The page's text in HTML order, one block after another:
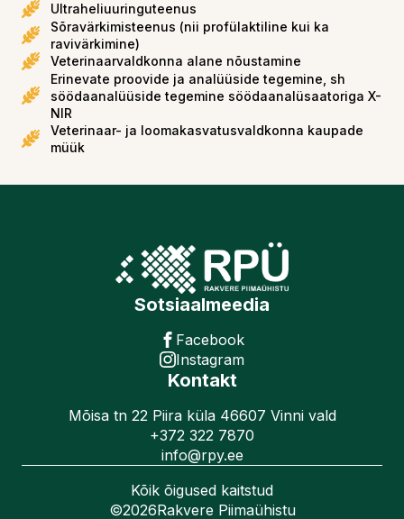
Ultraheliuuringuteenus
Sõravärkimisteenus (nii profülaktiline kui ka
ravivärkimine)
Veterinaarvaldkonna alane nõustamine​
Erinevate proovide ja analüüside tegemine, sh
söödaanalüüside tegemine söödaanalüsaatoriga X-
NIR
Veterinaar- ja loomakasvatusvaldkonna kaupade
müük
Sotsiaalmeedia
Facebook
Instagram
Kontakt
Mõisa tn 22 Piira küla 46607 Vinni vald
+372 322 7870
info@rpy.ee
Kõik õigused kaitstud
©2026Rakvere Piimaühistu